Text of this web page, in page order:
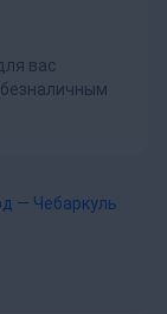
вас
— Чебаркуль